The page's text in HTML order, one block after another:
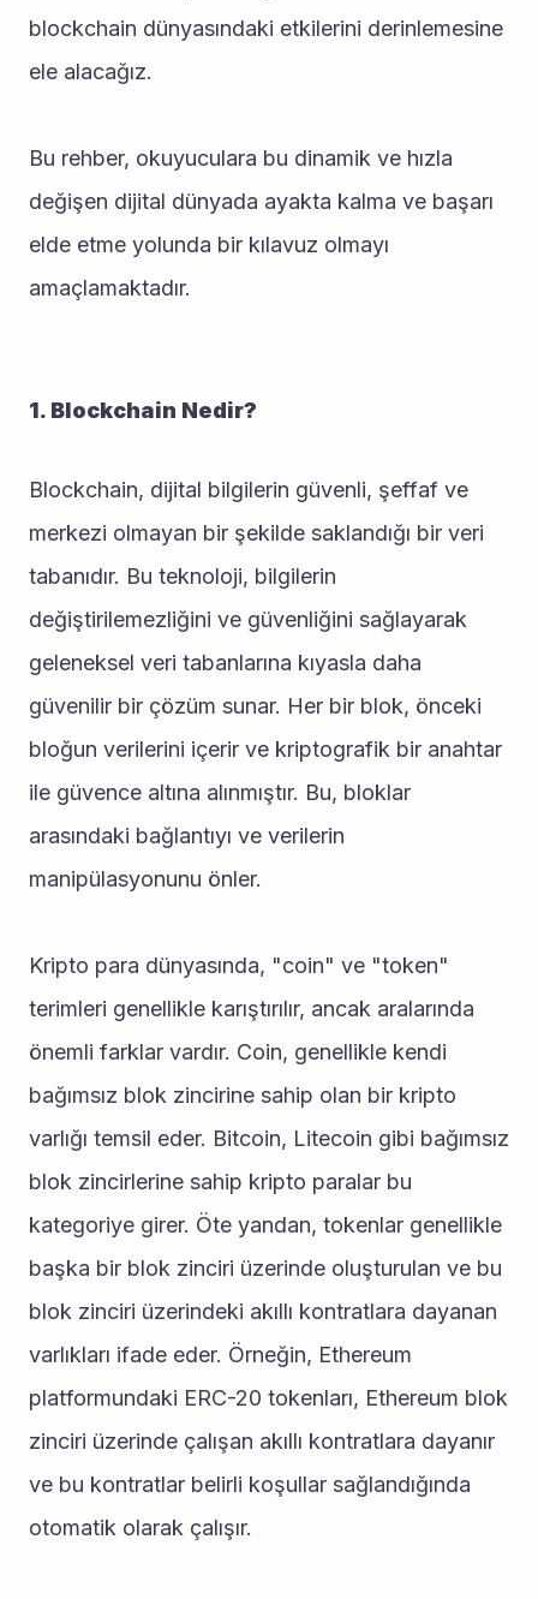
blockchain dünyasındaki etkilerini derinlemesine
ele alacağız.
Bu rehber, okuyuculara bu dinamik ve hızla
değişen dijital dünyada ayakta kalma ve başarı
elde etme yolunda bir kılavuz olmayı
amaçlamaktadır.
1. Blockchain Nedir?
Blockchain, dijital bilgilerin güvenli, şeffaf ve
merkezi olmayan bir şekilde saklandığı bir veri
tabanıdır. Bu teknoloji, bilgilerin
değiştirilemezliğini ve güvenliğini sağlayarak
geleneksel veri tabanlarına kıyasla daha
güvenilir bir çözüm sunar. Her bir blok, önceki
bloğun verilerini içerir ve kriptografik bir anahtar
ile güvence altına alınmıştır. Bu, bloklar
arasındaki bağlantıyı ve verilerin
manipülasyonunu önler.
Kripto para dünyasında, "coin" ve "token"
terimleri genellikle karıştırılır, ancak aralarında
önemli farklar vardır. Coin, genellikle kendi
bağımsız blok zincirine sahip olan bir kripto
varlığı temsil eder. Bitcoin, Litecoin gibi bağımsız
blok zincirlerine sahip kripto paralar bu
kategoriye girer. Öte yandan, tokenlar genellikle
başka bir blok zinciri üzerinde oluşturulan ve bu
blok zinciri üzerindeki akıllı kontratlara dayanan
varlıkları ifade eder. Örneğin, Ethereum
platformundaki ERC-20 tokenları, Ethereum blok
zinciri üzerinde çalışan akıllı kontratlara dayanır
ve bu kontratlar belirli koşullar sağlandığında
otomatik olarak çalışır.